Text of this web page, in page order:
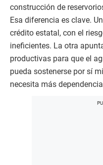
construcción de
Esa diferencia es clave.
crédito estatal, con el
ineficientes. La otra
productivas para que el
pueda sostenerse por sí
necesita más